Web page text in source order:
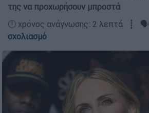
της να προχωρήσουν μπροστά
🕛 χρόνος ανάγνωσης: 2 λεπτά ┋ 🗣️
σχολιασμό